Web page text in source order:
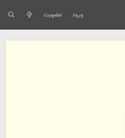
ورود عضویت